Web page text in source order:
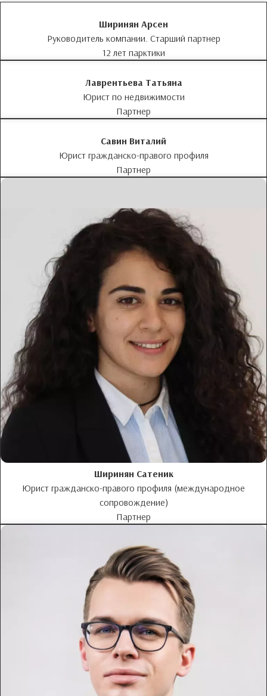
Ширинян Арсен
Руководитель компании. Старший партнер
12 лет парктики
Лаврентьева Татьяна
Юрист по недвижимости
Партнер
Савин Виталий
Юрист гражданско-правого профиля
Партнер
Ширинян Сатеник
Юрист гражданско-правого профиля (международное
сопровождение)
Партнер